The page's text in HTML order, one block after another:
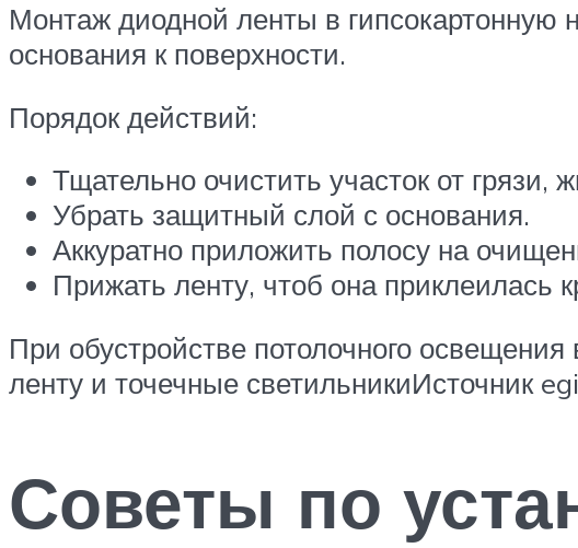
Монтаж диодной ленты в
основания к поверхности.
Порядок действий:
Тщательно очистить участок от грязи,
Убрать защитный слой с основания.
Аккуратно приложить полосу на
Прижать ленту, чтоб она приклеилась
При обустройстве потолочного
ленту и точечные светильникиИсточник
Советы по